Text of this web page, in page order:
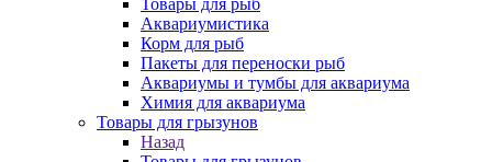
Товары для рыб
Аквариумистика
Корм для рыб
Пакеты для переноски рыб
Аквариумы и тумбы для аквариума
Химия для аквариума
Товары для грызунов
Назад